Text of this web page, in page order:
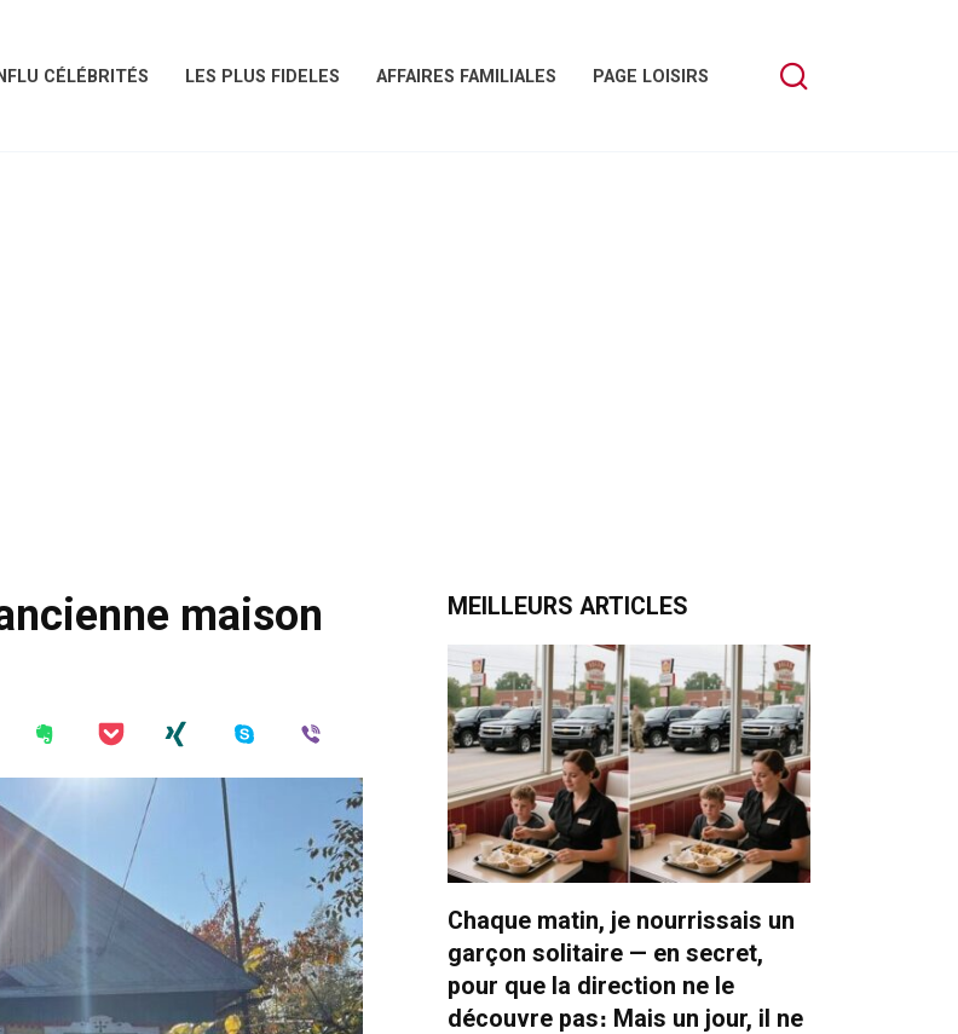
INFLU CÉLÉBRITÉS LES PLUS FIDELES AFFAIRES FAMILIALES PAGE LOISIRS
maison
MEILLEURS ARTICLES
Chaque matin, je nourrissais un
garçon solitaire — en secret,
pour que la direction ne le
découvre pas։ Mais un jour, il ne